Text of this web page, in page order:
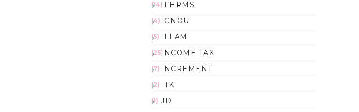
IFHRMS
(14)
IGNOU
(4)
ILLAM
(5)
INCOME TAX
(25)
INCREMENT
(7)
ITK
(2)
JD
(1)